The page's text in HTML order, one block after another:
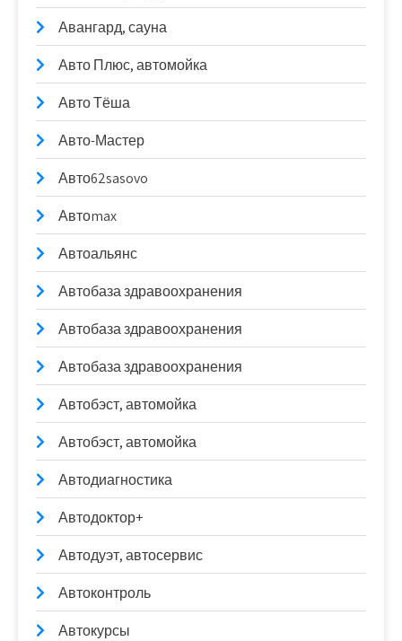
Авангард, сауна
Авто Плюс, автомойка
Авто Тёша
Авто-Мастер
Авто62sasovo
Автоmax
Автоальянс
Автобаза здравоохранения
Автобаза здравоохранения
Автобаза здравоохранения
Автобэст, автомойка
Автобэст, автомойка
Автодиагностика
Автодоктор+
Автодуэт, автосервис
Автоконтроль
Автокурсы